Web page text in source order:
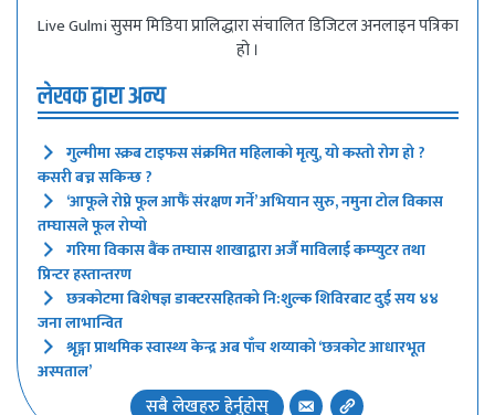
Live Gulmi सुसम मिडिया प्रालिद्धारा संचालित डिजिटल अनलाइन पत्रिका
हो ।
लेखक द्वारा अन्य
गुल्मीमा स्क्रब टाइफस संक्रमित महिलाको मृत्यु, यो कस्तो रोग हो ?
कसरी बच्न सकिन्छ ?
‘आफूले रोप्ने फूल आफैं संरक्षण गर्ने’ अभियान सुरु, नमुना टोल विकास
तम्घासले फूल रोप्यो
गरिमा विकास बैंक तम्घास शाखाद्वारा अर्जै माविलाई कम्प्युटर तथा
प्रिन्टर हस्तान्तरण
छत्रकोटमा बिशेषज्ञ डाक्टरसहितको नि:शुल्क शिविरबाट दुई सय ४४
जना लाभान्वित
श्रृङ्गा प्राथमिक स्वास्थ्य केन्द्र अब पाँच शय्याको ‘छत्रकोट आधारभूत
अस्पताल’
सबै लेखहरु हेर्नुहोस्